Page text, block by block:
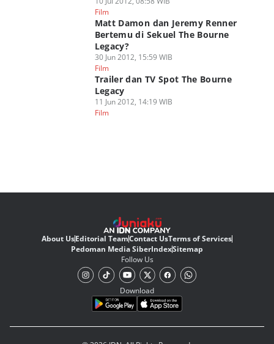
Film
Matt Damon dan Jeremy Renner
Bertemu di Sekuel The Bourne
Legacy?
30 Jun 2012, 15:59 WIB
Film
Trailer dan TV Spot The Bourne
Legacy
11 Jun 2012, 14:19 WIB
Film
About UsEditorial TeamContact UsTerms of Services
Pedoman Media SiberIndexSitemap
Follow Us
Download